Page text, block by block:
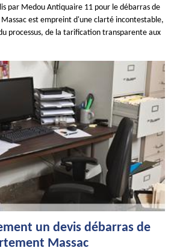
par Medou Antiquaire 11 pour le débarras de
est empreint d'une clarté incontestable,
processus, de la tarification transparente aux
un devis débarras de
Massac